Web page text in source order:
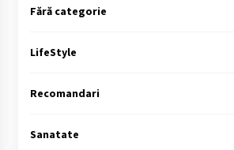
Fără categorie
LifeStyle
Recomandari
Sanatate